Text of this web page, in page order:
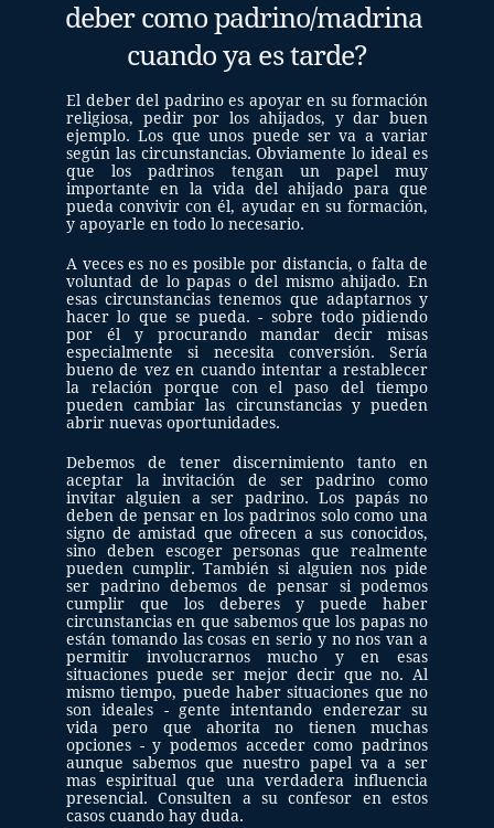
deber como padrino/madrina
cuando ya es tarde?
El deber del padrino es apoyar en su formación
religiosa, pedir por los ahijados, y dar buen
ejemplo. Los que unos puede ser va a variar
según las circunstancias. Obviamente lo ideal es
que los padrinos tengan un papel muy
importante en la vida del ahijado para que
pueda convivir con él, ayudar en su formación,
y apoyarle en todo lo necesario.
A veces es no es posible por distancia, o falta de
voluntad de lo papas o del mismo ahijado. En
esas circunstancias tenemos que adaptarnos y
hacer lo que se pueda. - sobre todo pidiendo
por él y procurando mandar decir misas
especialmente si necesita conversión. Sería
bueno de vez en cuando intentar a restablecer
la relación porque con el paso del tiempo
pueden cambiar las circunstancias y pueden
abrir nuevas oportunidades.
Debemos de tener discernimiento tanto en
aceptar la invitación de ser padrino como
invitar alguien a ser padrino. Los papás no
deben de pensar en los padrinos solo como una
signo de amistad que ofrecen a sus conocidos,
sino deben escoger personas que realmente
pueden cumplir. También si alguien nos pide
ser padrino debemos de pensar si podemos
cumplir que los deberes y puede haber
circunstancias en que sabemos que los papas no
están tomando las cosas en serio y no nos van a
permitir involucrarnos mucho y en esas
situaciones puede ser mejor decir que no. Al
mismo tiempo, puede haber situaciones que no
son ideales - gente intentando enderezar su
vida pero que ahorita no tienen muchas
opciones - y podemos acceder como padrinos
aunque sabemos que nuestro papel va a ser
mas espiritual que una verdadera influencia
presencial. Consulten a su confesor en estos
casos cuando hay duda.